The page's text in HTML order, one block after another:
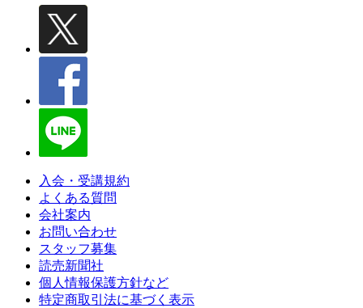
入会・受講規約
よくある質問
会社案内
お問い合わせ
スタッフ募集
読売新聞社
個人情報保護方針など
特定商取引法に基づく表示